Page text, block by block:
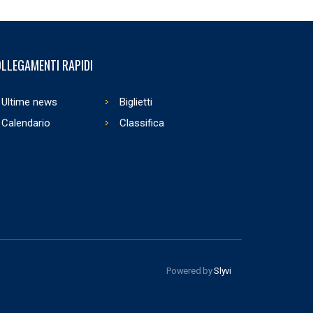
RAPIDI
Ultime news
Biglietti
Calendario
Classifica
Powered bySlyvi